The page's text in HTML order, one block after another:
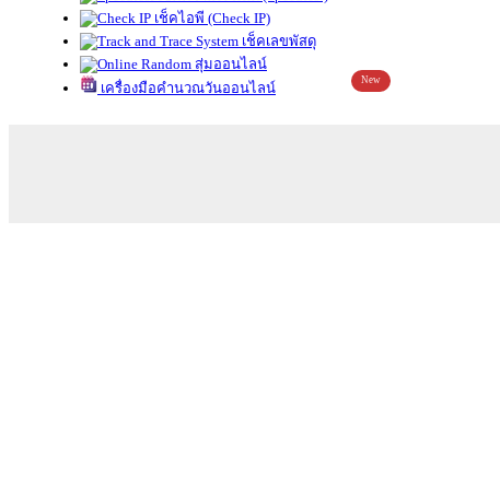
เช็คไอพี (Check IP)
เช็คเลขพัสดุ
สุ่มออนไลน์
เครื่องมือคำนวณวันออนไลน์
New